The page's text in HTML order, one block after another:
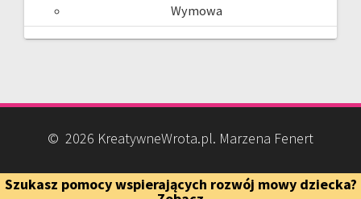
Wymowa
© 2026 KreatywneWrota.pl. Marzena Fenert
Szukasz pomocy wspierających rozwój mowy dziecka?